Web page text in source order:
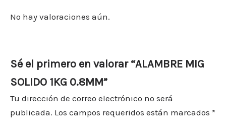
No hay valoraciones aún.
Sé el primero en valorar “ALAMBRE MIG
SOLIDO 1KG 0.8MM”
Tu dirección de correo electrónico no será
publicada. Los campos requeridos están marcados *